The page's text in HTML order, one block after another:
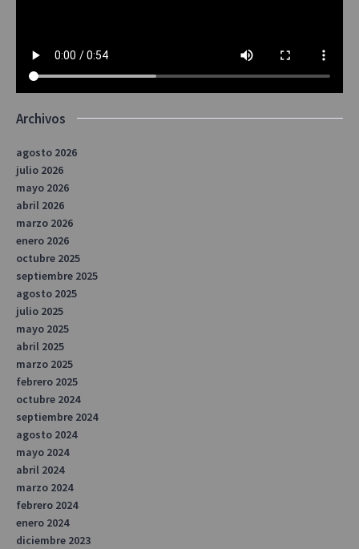
Archivos
agosto 2026
julio 2026
mayo 2026
abril 2026
marzo 2026
enero 2026
octubre 2025
septiembre 2025
agosto 2025
julio 2025
mayo 2025
abril 2025
marzo 2025
febrero 2025
octubre 2024
septiembre 2024
agosto 2024
mayo 2024
abril 2024
marzo 2024
febrero 2024
enero 2024
diciembre 2023